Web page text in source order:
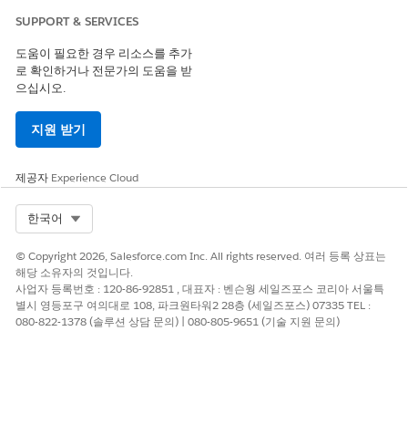
SUPPORT & SERVICES
도움이 필요한 경우 리소스를 추가
로 확인하거나 전문가의 도움을 받
으십시오.
지원 받기
제공자 Experience Cloud
한국어
© Copyright 2026, Salesforce.com Inc. All rights reserved. 여러 등록 상표는
해당 소유자의 것입니다.
사업자 등록번호 : 120-86-92851 , 대표자 : 벤슨웡 세일즈포스 코리아 서울특
별시 영등포구 여의대로 108, 파크원타워2 28층 (세일즈포스) 07335 TEL :
080-822-1378 (솔루션 상담 문의) | 080-805-9651 (기술 지원 문의)